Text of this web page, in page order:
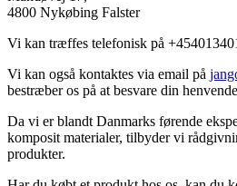
4800 Nykøbing Falster
Vi kan træffes telefonisk på
Vi kan også kontaktes via email på
bestræber os på at besvare din
Da vi er blandt Danmarks førende
komposit materialer, tilbyder vi
produkter.